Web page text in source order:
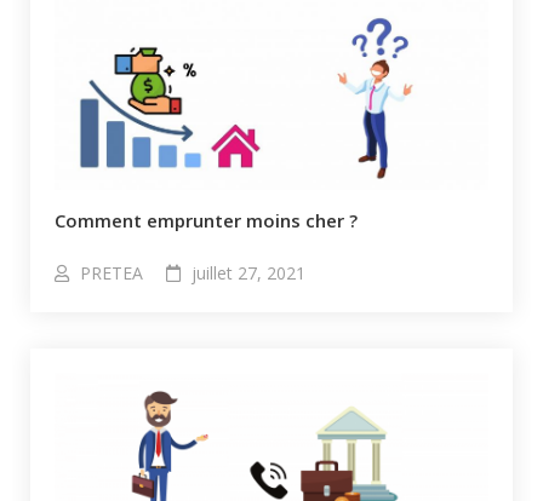
Comment emprunter moins cher ?
PRETEA juillet 27, 2021